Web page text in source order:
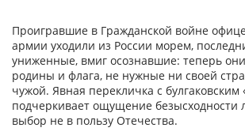
Проигравшие в Гражданской вой­не
армии уходили из России морем,
униженные, вмиг осознавшие: теперь
родины и флага, не нужные ни своей
чужой. Явная перекличка с
подчеркивает ощущение безысходности
выбор не в пользу Отечества.